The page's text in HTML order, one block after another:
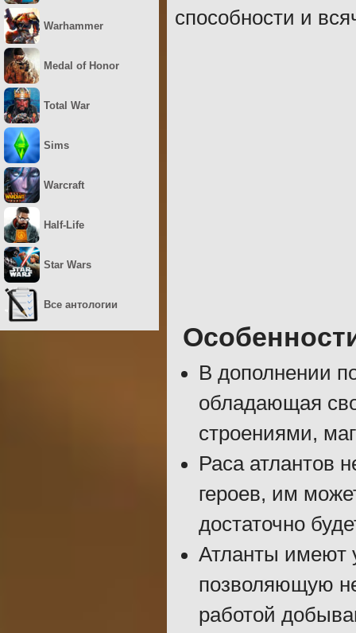
способности и
В дополнении
обладающая
строениями,
Раса атлантов
героев, им
достаточно
Атланты имеют
позволяющую
работой
Warhammer
Medal of Honor
Total War
Sims
Warcraft
Half-Life
Star Wars
Все антологии